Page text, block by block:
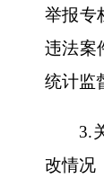
举报专
违法案
统计监
3.
改情况